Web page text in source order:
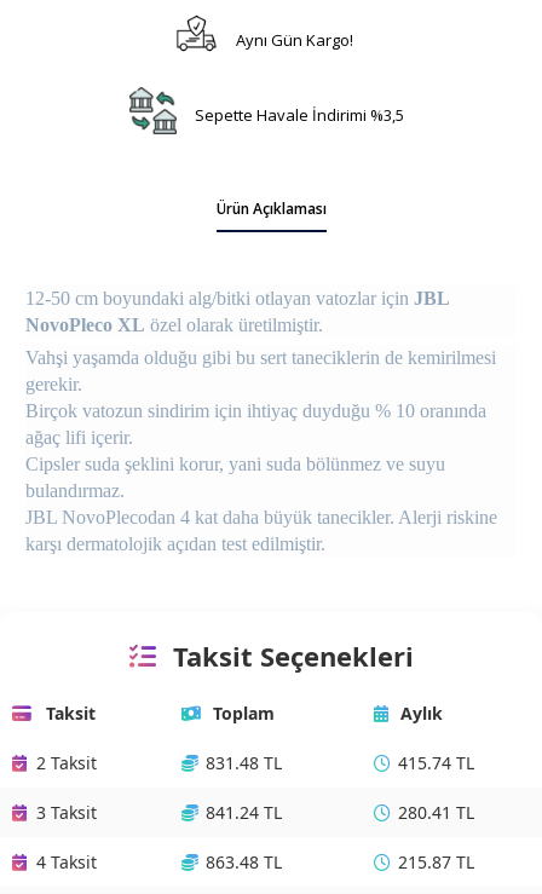
Aynı Gün Kargo!
Sepette Havale İndirimi %3,5
Ürün Açıklaması
12-50 cm boyundaki alg/bitki otlayan vatozlar için JBL
NovoPleco XL özel olarak üretilmiştir.
Vahşi yaşamda olduğu gibi bu sert taneciklerin de kemirilmesi
gerekir.
Birçok vatozun sindirim için ihtiyaç duyduğu % 10 oranında
ağaç lifi içerir.
Cipsler suda şeklini korur, yani suda bölünmez ve suyu
bulandırmaz.
JBL NovoPlecodan 4 kat daha büyük tanecikler. Alerji riskine
karşı dermatolojik açıdan test edilmiştir.
Taksit Seçenekleri
Taksit Toplam Aylık
2 Taksit 831.48 TL 415.74 TL
3 Taksit 841.24 TL 280.41 TL
4 Taksit 863.48 TL 215.87 TL